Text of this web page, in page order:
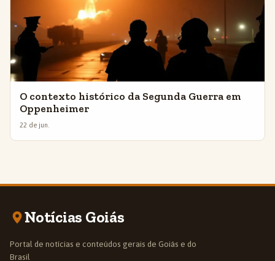
O contexto histórico da Segunda Guerra em
Oppenheimer
22 de jun.
Notícias Goiás
Portal de notícias e conteúdos gerais de Goiás e do
Brasil